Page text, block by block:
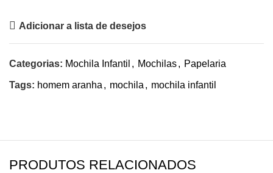
Adicionar a lista de desejos
Categorias: Mochila Infantil , Mochilas, Papelaria
Tags: homem aranha , mochila , mochila infantil
PRODUTOS RELACIONADOS